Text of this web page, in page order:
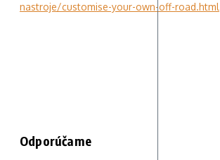
nastroje/customise-your-own-off-road.html
Odporúčame